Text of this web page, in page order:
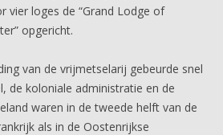
vier loges de “Grand Lodge of
opgericht.
van de vrijmetselarij gebeurde snel
de koloniale administratie en de
waren in de tweede helft van de
als in de Oostenrijkse